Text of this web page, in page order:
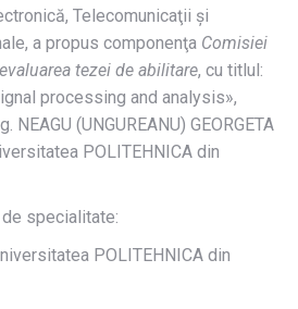
Telecomunicaţii şi
a propus componenţa Comisiei
tezei de abilitare, cu titlul:
processing and analysis»,
(UNGUREANU) GEORGETA
POLITEHNICA din
specialitate:
POLITEHNICA din